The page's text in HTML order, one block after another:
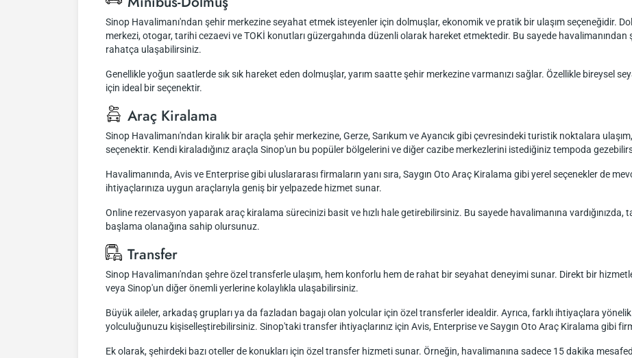
Sinop Havalimanı'ndan şehir merkezine seyahat etmek isteyenler için dolmuşlar, ekonomik ve pratik bir ulaşım seçeneğidir.
merkezi, otogar, tarihi cezaevi ve TOKİ konutları güzergahında düzenli olarak hareket etmektedir. Bu sayede
rahatça ulaşabilirsiniz.
Genellikle yoğun saatlerde sık sık hareket eden dolmuşlar, yarım saatte şehir merkezine varmanızı sağlar. Özellikle bireysel
için ideal bir seçenektir.
Araç Kiralama
Sinop Havalimanı'ndan kiralık bir araçla şehir merkezine, Gerze, Sarıkum ve Ayancık gibi çevresindeki turistik noktalara
seçenektir. Kendi kiraladığınız araçla Sinop'un bu popüler bölgelerini ve diğer cazibe merkezlerini istediğiniz tempoda
Havalimanında, Avis ve Enterprise gibi uluslararası firmaların yanı sıra, Saygın Oto Araç Kiralama gibi yerel seçenekler de
ihtiyaçlarınıza uygun araçlarıyla geniş bir yelpazede hizmet sunar.
Online rezervasyon yaparak araç kiralama sürecinizi basit ve hızlı hale getirebilirsiniz. Bu sayede havalimanına
başlama olanağına sahip olursunuz.
Transfer
Sinop Havalimanı'ndan şehre özel transferle ulaşım, hem konforlu hem de rahat bir seyahat deneyimi sunar. Direkt bir
veya Sinop'un diğer önemli yerlerine kolaylıkla ulaşabilirsiniz.
Büyük aileler, arkadaş grupları ya da fazladan bagajı olan yolcular için özel transferler idealdir. Ayrıca, farklı ihtiyaçlara
yolculuğunuzu kişiselleştirebilirsiniz. Sinop'taki transfer ihtiyaçlarınız için Avis, Enterprise ve Saygın Oto Araç Kiralama gibi
Ek olarak, şehirdeki bazı oteller de konukları için özel transfer hizmeti sunar. Örneğin, havalimanına sadece 15 dakika